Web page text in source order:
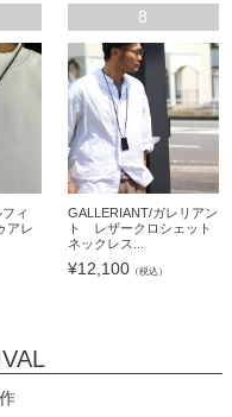
ィ
アレ
8
GALLERIANT/ガレリアン
ト レザークロシェット
ネックレス...
¥12,100（税込）